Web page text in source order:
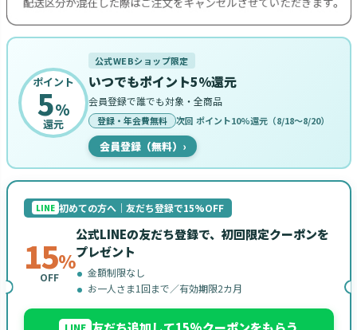
ポイント
5%
還元
公式WEBショップ限定
いつでもポイント5%還元
会員登録で誰でも対象・全商品
登録・年会費無料 次回 ポイント10%還元（8/18〜8/20）
会員登録（無料） ›
LINE 初めての方へ｜友だち登録で15%OFF
15%
OFF
公式LINEの友だち登録で、初回限定クーポンを
プレゼント
金額制限なし
お一人さま1回まで／有効期限2カ月
LINE